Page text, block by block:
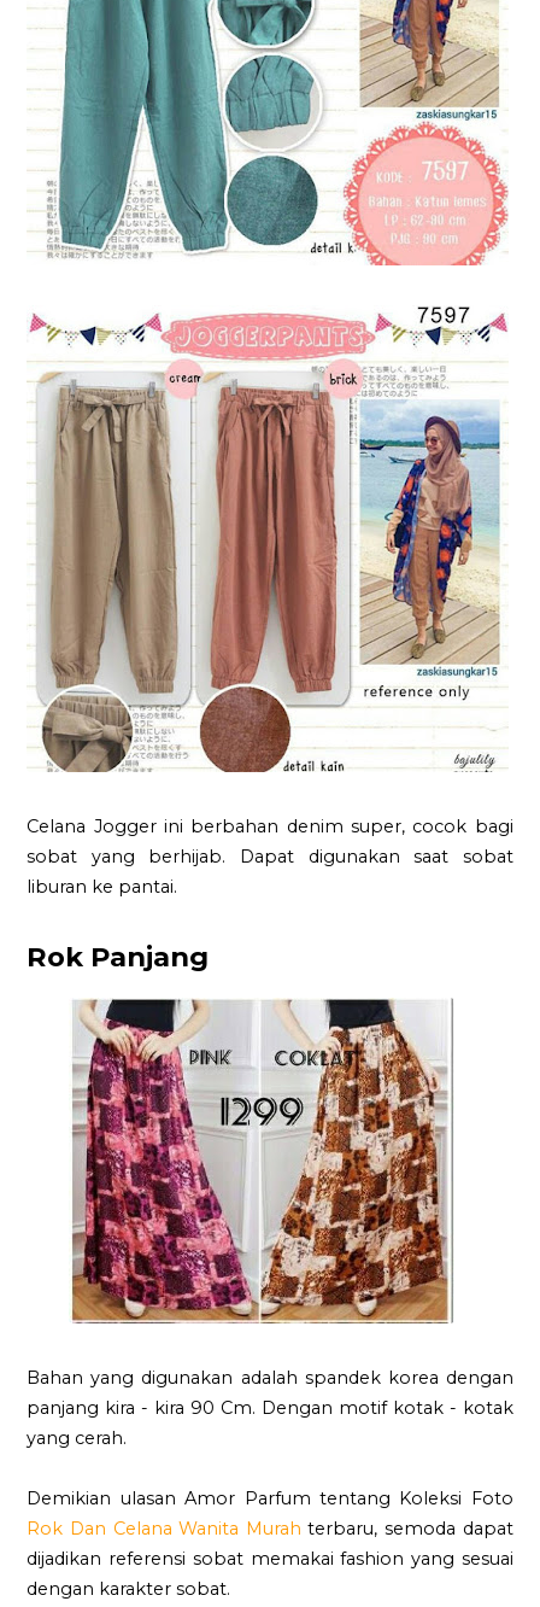
Celana Jogger ini berbahan denim super, cocok bagi
sobat yang berhijab. Dapat digunakan saat sobat
liburan ke pantai.
Rok Panjang
Bahan yang digunakan adalah spandek korea dengan
panjang kira - kira 90 Cm. Dengan motif kotak - kotak
yang cerah.
Demikian ulasan Amor Parfum tentang Koleksi Foto
Rok Dan Celana Wanita Murah terbaru, semoda dapat
dijadikan referensi sobat memakai fashion yang sesuai
dengan karakter sobat.